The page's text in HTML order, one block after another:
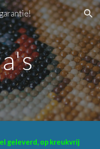
Skip to navigation
geleverd, op kreukvrij